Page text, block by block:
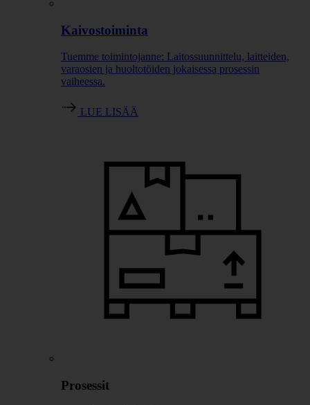
Kaivostoiminta
Tuemme toimintojanne: Laitossuunnittelu, laitteiden,
varaosien ja huoltotöiden jokaisessa prosessin
vaiheessa.
LUE LISÄÄ
Prosessit